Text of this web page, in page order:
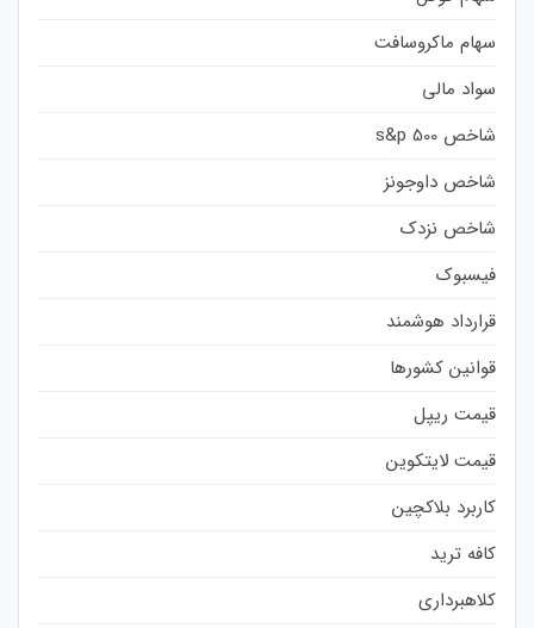
سهام ماکروسافت
سواد مالی
شاخص s&p 500
شاخص داوجونز
شاخص نزدک
فیسبوک
قرارداد هوشمند
قوانین کشورها
قیمت ریپل
قیمت لایتکوین
کاربرد بلاکچین
کافه ترید
کلاهبرداری